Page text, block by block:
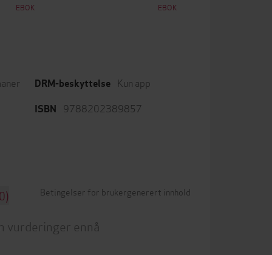
EBOK EBOK
DRM-beskyttelse Kun app
ISBN 9788202389857
Betingelser for brukergenerert innhold
vurderinger ennå